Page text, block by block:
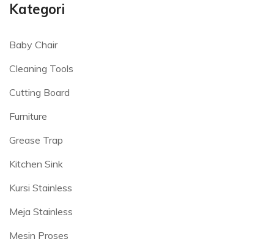
Kategori
Baby Chair
Cleaning Tools
Cutting Board
Furniture
Grease Trap
Kitchen Sink
Kursi Stainless
Meja Stainless
Mesin Proses